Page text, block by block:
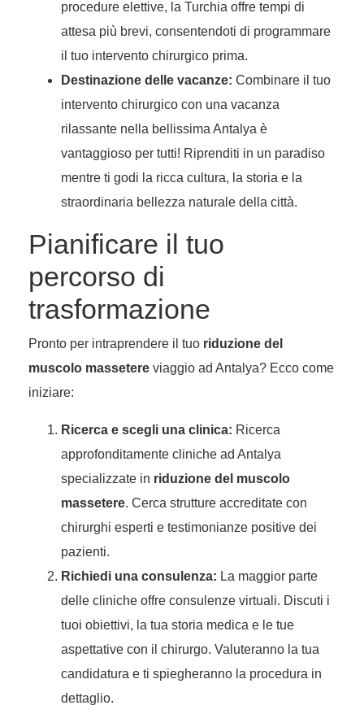
procedure elettive, la Turchia offre tempi di
attesa più brevi, consentendoti di programmare
il tuo intervento chirurgico prima.
Destinazione delle vacanze: Combinare il tuo
intervento chirurgico con una vacanza
rilassante nella bellissima Antalya è
vantaggioso per tutti! Riprenditi in un paradiso
mentre ti godi la ricca cultura, la storia e la
straordinaria bellezza naturale della città.
Pianificare il tuo
percorso di
trasformazione
Pronto per intraprendere il tuo riduzione del
muscolo massetere viaggio ad Antalya? Ecco come
iniziare:
Ricerca e scegli una clinica: Ricerca
approfonditamente cliniche ad Antalya
specializzate in riduzione del muscolo
massetere. Cerca strutture accreditate con
chirurghi esperti e testimonianze positive dei
pazienti.
Richiedi una consulenza: La maggior parte
delle cliniche offre consulenze virtuali. Discuti i
tuoi obiettivi, la tua storia medica e le tue
aspettative con il chirurgo. Valuteranno la tua
candidatura e ti spiegheranno la procedura in
dettaglio.